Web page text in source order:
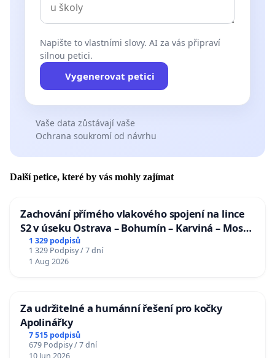
Napište to vlastními slovy. AI za vás připraví
silnou petici.
Vygenerovat petici
Vaše data zůstávají vaše
Ochrana soukromí od návrhu
Další petice, které by vás mohly zajímat
Zachování přímého vlakového spojení na lince
S2 v úseku Ostrava – Bohumín – Karviná – Mosty
u Jablunkova
1 329 podpisů
1 329 Podpisy / 7 dní
1 Aug 2026
Za udržitelné a humánní řešení pro kočky
Apolinářky
7 515 podpisů
679 Podpisy / 7 dní
10 Jun 2026